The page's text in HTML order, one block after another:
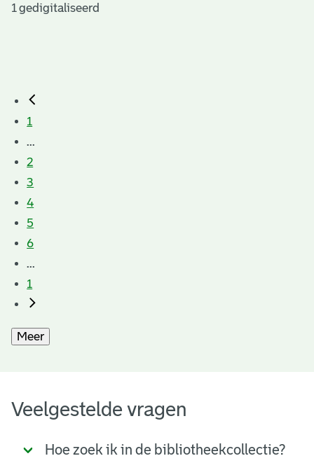
1 gedigitaliseerd
1
...
2
3
4
5
6
...
1
Meer
Veelgestelde vragen
Hoe zoek ik in de bibliotheekcollectie?